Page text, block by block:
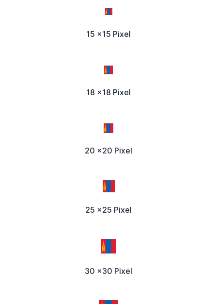
15 x15 Pixel
18 x18 Pixel
20 x20 Pixel
25 x25 Pixel
30 x30 Pixel